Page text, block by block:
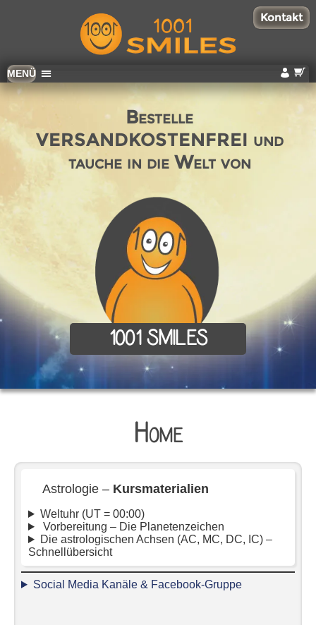
Kontakt
Zum
Inhalt
wechseln
MENÜ
Bestelle
VERSANDKOSTENFREI und
tauche in die Welt von
1001 SMILES
Home
Astrologie – Kursmaterialien
Weltuhr (UT = 00:00)
Vorbereitung – Die Planetenzeichen
Die astrologischen Achsen (AC, MC, DC, IC) –
Schnellübersicht
Social Media Kanäle & Facebook-Gruppe